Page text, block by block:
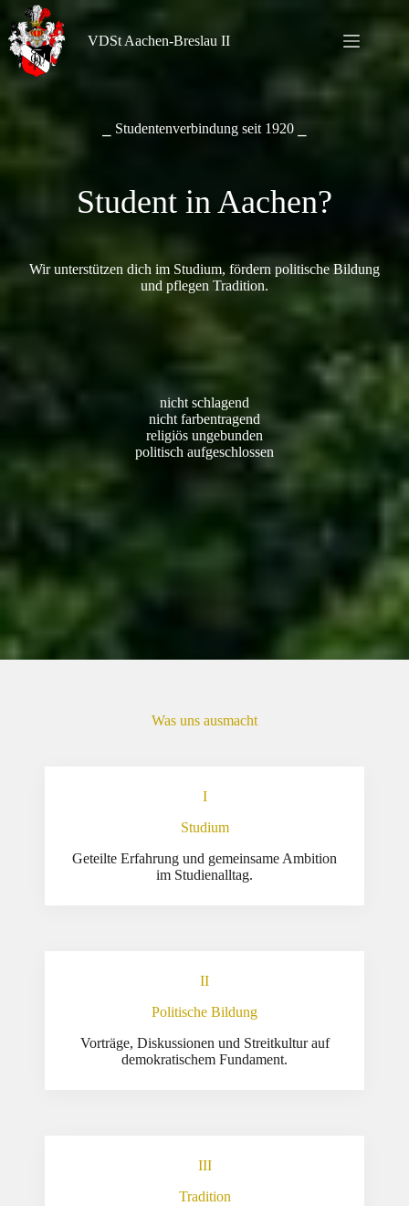
Inhalt
springen
VDSt Aachen-Breslau II
⎯ Studentenverbindung seit 1920 ⎯
Student in Aachen?
Wir unterstützen dich im Studium, fördern politische Bildung
und pflegen Tradition.
nicht schlagend
nicht farbentragend
religiös ungebunden
politisch aufgeschlossen
Was uns ausmacht
I
Studium
Geteilte Erfahrung und gemeinsame Ambition
im Studienalltag.
II
Politische Bildung
Vorträge, Diskussionen und Streitkultur auf
demokratischem Fundament.
III
Tradition